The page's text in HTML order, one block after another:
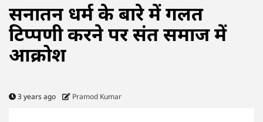
सनातन धर्म के बारे में गलत
टिप्पणी करने पर संत समाज में
आक्रोश
3 years ago Pramod Kumar